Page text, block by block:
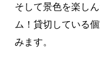
そして景色を楽し
ム！貸切している
みます。